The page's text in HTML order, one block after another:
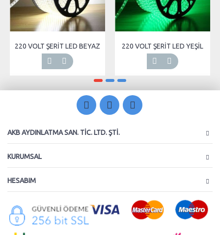
220 VOLT ŞERİT LED BEYAZ 220 VOLT ŞERİT LED YEŞİL
AKB AYDINLATMA SAN. TIC. LTD. ŞTI.
KURUMSAL
HESABIM